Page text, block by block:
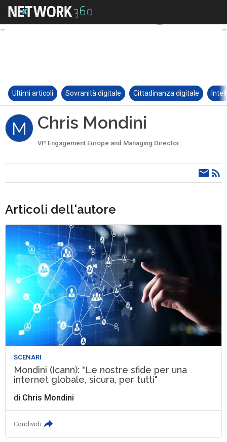
Ultimi articoli Sovranità digitale Cittadinanza digitale
M Chris Mondini
VP Engagement Europe and Managing Director
Articoli dell'autore
SCENARI
Mondini (Icann): "Le nostre sfide per una
internet globale, sicura, per tutti"
di Chris Mondini
Condividi